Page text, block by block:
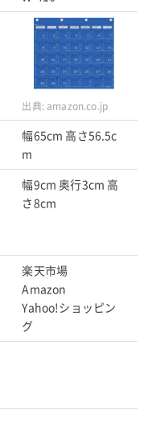
出典: amazon.co.jp
幅65cm 高さ56.5c
m
幅9cm 奥行3cm 高
さ8cm
楽天市場
Amazon
Yahoo!ショッピン
グ